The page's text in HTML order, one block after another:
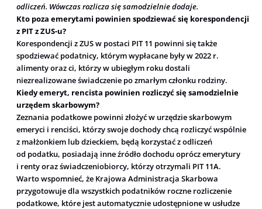
odliczeń. Wówczas rozlicza się samodzielnie dodaje.
Kto poza emerytami powinien spodziewać się korespondencji
z PIT z ZUS-u?
Korespondencji z ZUS w postaci PIT 11 powinni się także
spodziewać podatnicy, którym wypłacane były w 2022 r.
alimenty oraz ci, którzy w ubiegłym roku dostali
niezrealizowane świadczenie po zmarłym członku rodziny.
Kiedy emeryt, rencista powinien rozliczyć się samodzielnie
urzędem skarbowym?
Zeznania podatkowe powinni złożyć w urzędzie skarbowym
emeryci i renciści, którzy swoje dochody chcą rozliczyć wspólnie
z małżonkiem lub dzieckiem, będą korzystać z odliczeń
od podatku, posiadają inne źródło dochodu oprócz emerytury
i renty oraz świadczeniobiorcy, którzy otrzymali PIT 11A.
Warto wspomnieć, że Krajowa Administracja Skarbowa
przygotowuje dla wszystkich podatników roczne rozliczenie
podatkowe, które jest automatycznie udostępnione w usłudze